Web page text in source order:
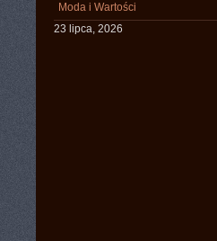
Moda i Wartości
23 lipca, 2026